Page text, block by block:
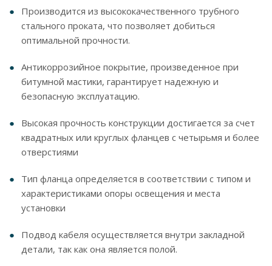
Производится из высококачественного трубного
стального проката, что позволяет добиться
оптимальной прочности.
Антикоррозийное покрытие, произведенное при
битумной мастики, гарантирует надежную и
безопасную эксплуатацию.
Высокая прочность конструкции достигается за счет
квадратных или круглых фланцев с четырьмя и более
отверстиями
Тип фланца определяется в соответствии с типом и
характеристиками опоры освещения и места
установки
Подвод кабеля осуществляется внутри закладной
детали, так как она является полой.